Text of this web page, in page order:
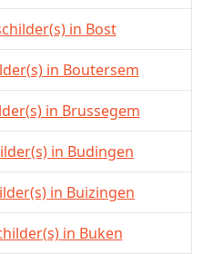
in Bost
in Boutersem
in Brussegem
in Budingen
in Buizingen
in Buken